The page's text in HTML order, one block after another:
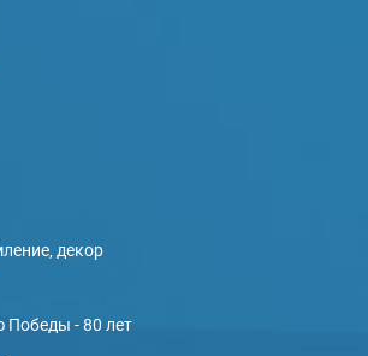
декор
- 80 лет